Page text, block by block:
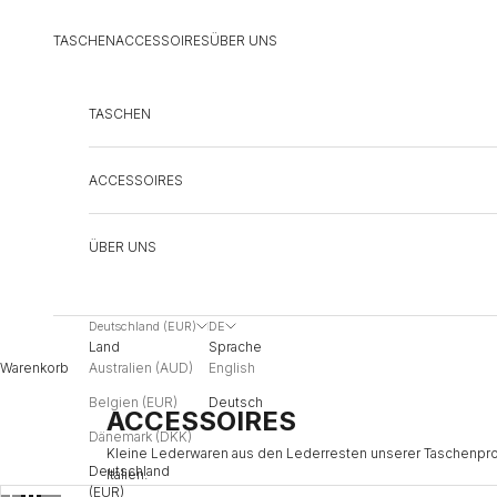
TASCHENACCESSOIRESÜBER UNS
TASCHEN
ACCESSOIRES
ÜBER UNS
Deutschland (EUR)
Land
Australien (AUD)
Belgien (EUR)
Dänemark (DKK)
Deutschland
(EUR)
DE
Sprache
English
Deutsch
Warenkorb
ACCESSOIRES
Kleine Lederwaren aus den Lederresten unserer
Italien.